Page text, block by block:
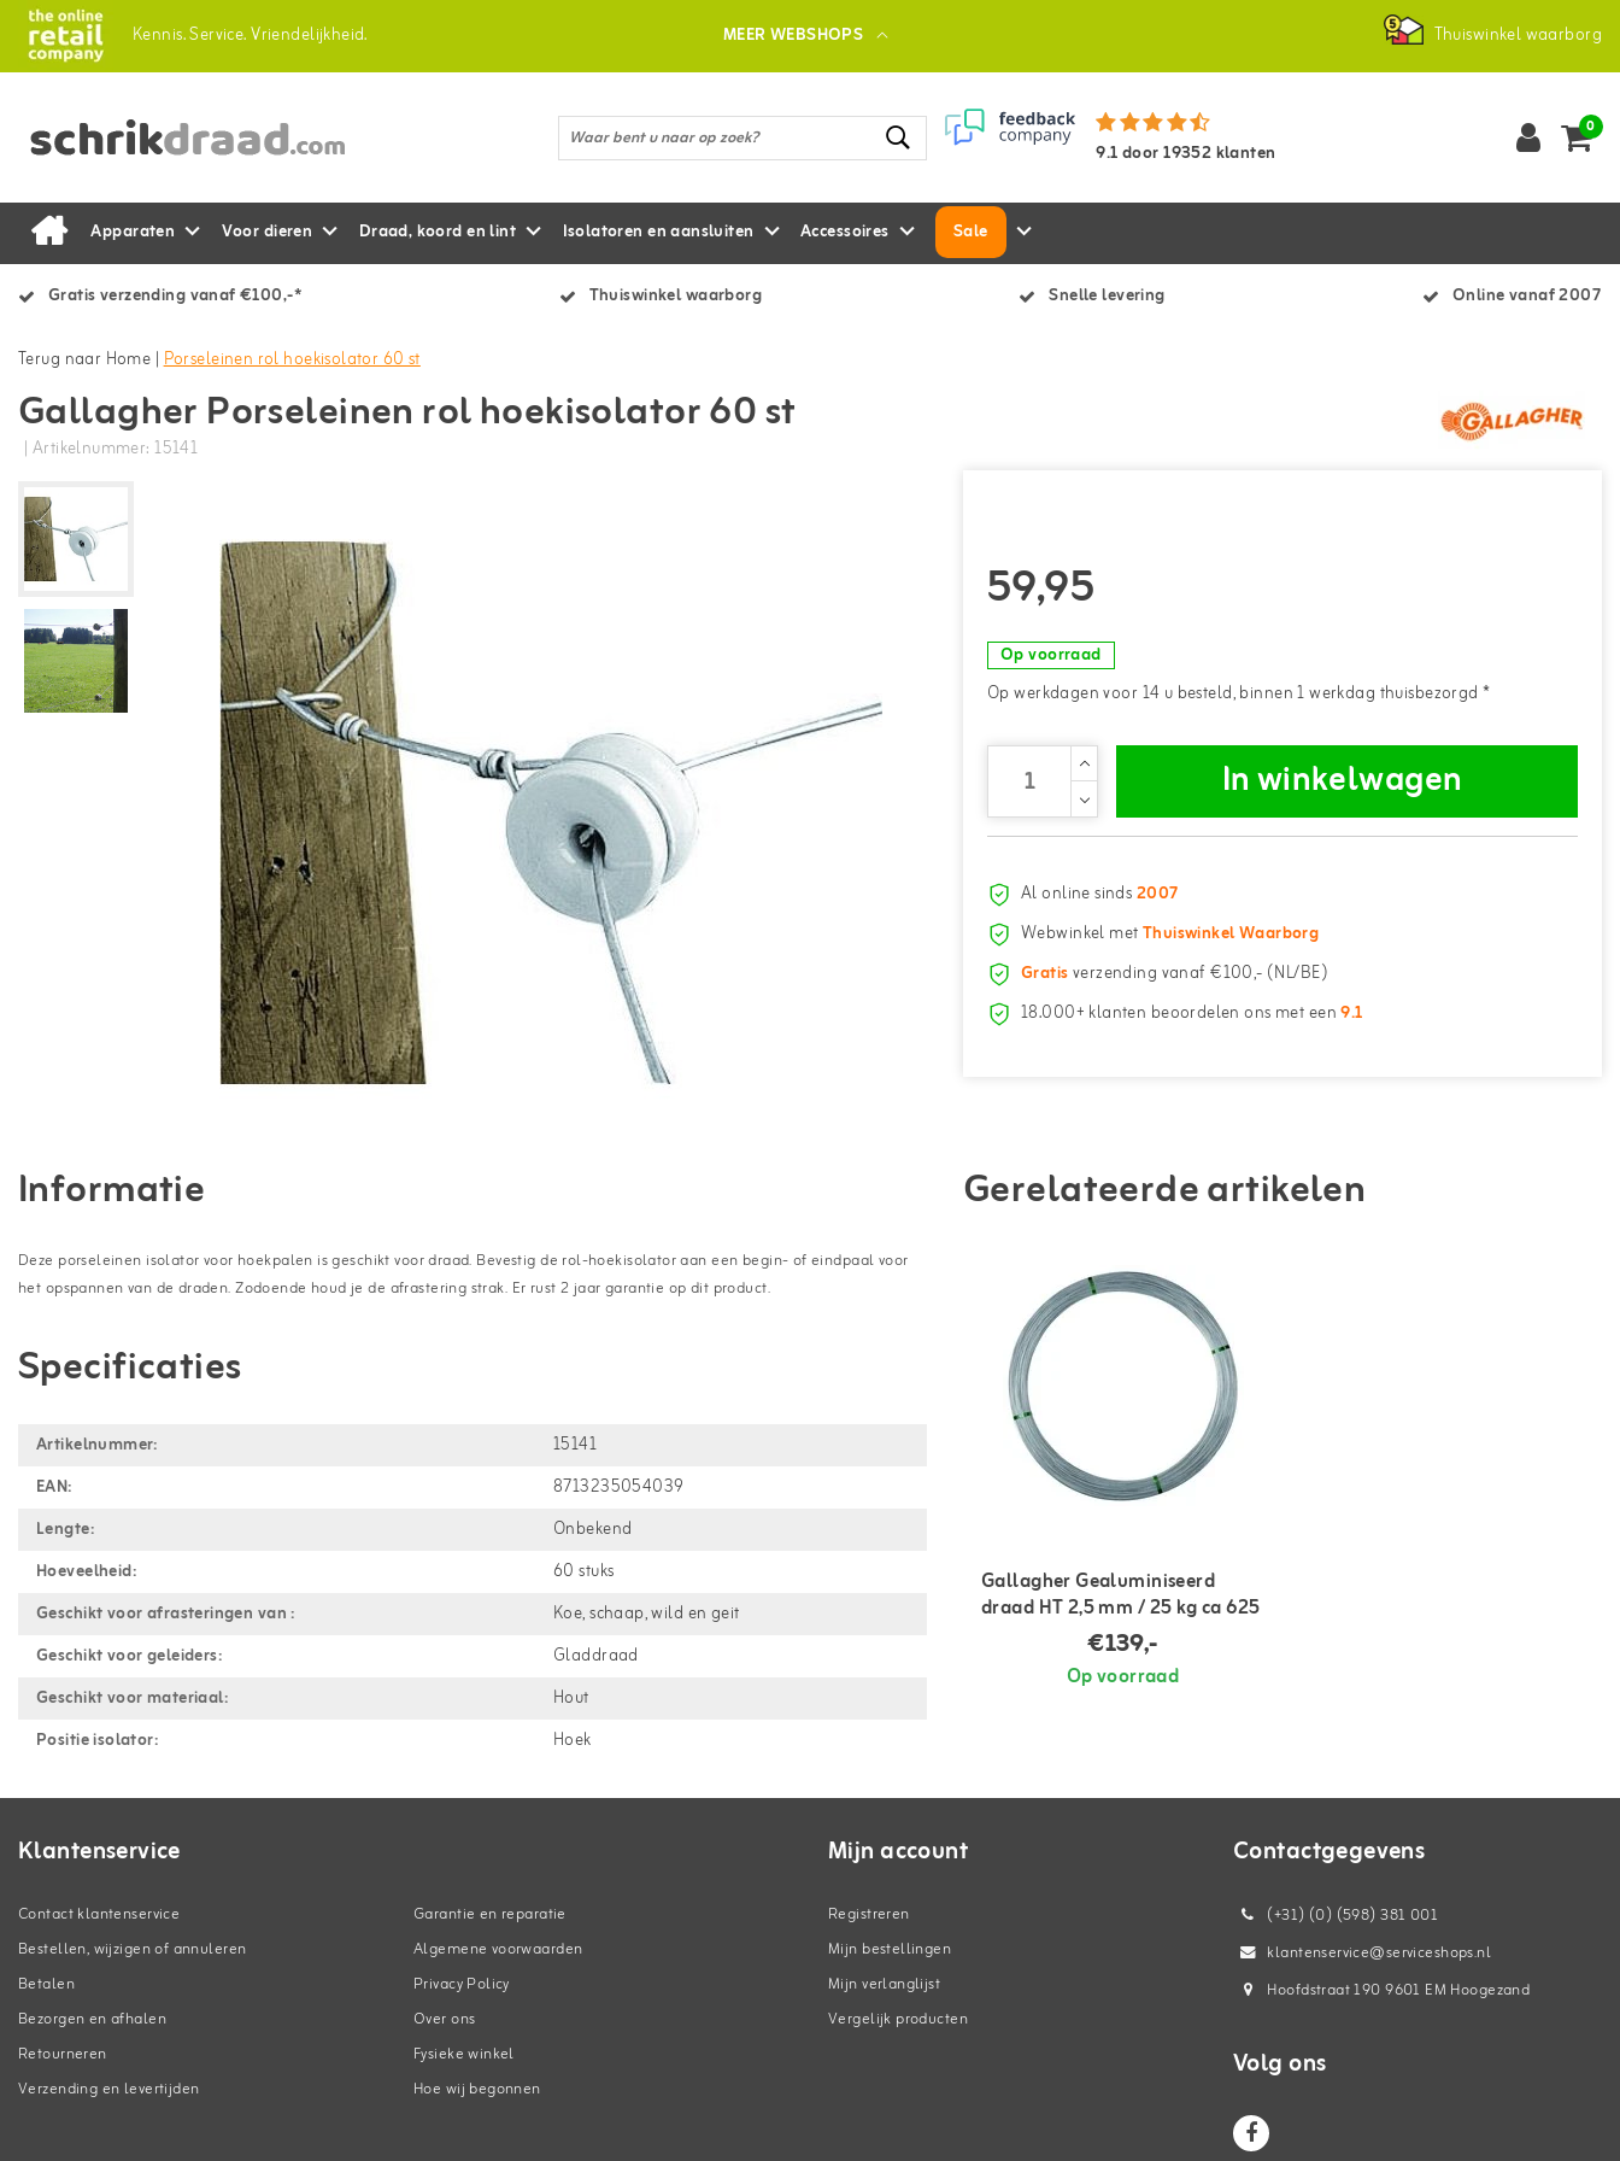
Kennis.Service.Vriendelijkheid. MEER WEBSHOPS Thuiswinkel waarborg
9.1door19352klanten
0
Apparaten Voor dieren Draad, koord en lint Isolatoren en aansluiten Accessoires Sale
Gratis verzending vanaf €100,-* Thuiswinkel waarborg Snelle levering Online vanaf 2007
Terug naar Home |Porseleinen rol hoekisolator 60 st
Gallagher Porseleinen rol hoekisolator 60 st
| Artikelnummer: 15141
59,95
Op voorraad
Op werkdagen voor 14 u besteld, binnen 1 werkdag thuisbezorgd *
In winkelwagen
Al online sinds2007
Webwinkel metThuiswinkel Waarborg
Gratisverzending vanaf €100,- (NL/BE)
18.000+ klanten beoordelen ons met een9.1
Informatie
Deze porseleinen isolator voor hoekpalen is geschikt voor draad. Bevestig de rol-hoekisolator aan een begin- of eindpaal voor
het opspannen van de draden. Zodoende houd je de afrastering strak. Er rust 2 jaar garantie op dit product.
Specificaties
Artikelnummer:
15141
EAN:
8713235054039
Lengte:
Onbekend
Hoeveelheid:
60 stuks
Geschikt voor afrasteringen van :
Koe, schaap, wild en geit
Geschikt voor geleiders:
Gladdraad
Geschikt voor materiaal:
Hout
Positie isolator:
Hoek
Gerelateerde artikelen
Gallagher Gealuminiseerd
draad HT 2,5 mm / 25 kg ca 625
€139,-
Op voorraad
Klantenservice
Contact klantenservice
Bestellen, wijzigen of annuleren
Betalen
Bezorgen en afhalen
Retourneren
Verzending en levertijden
Garantie en reparatie
Algemene voorwaarden
Privacy Policy
Over ons
Fysieke winkel
Hoe wij begonnen
Mijn account
Registreren
Mijn bestellingen
Mijn verlanglijst
Vergelijk producten
Contactgegevens
(+31) (0) (598) 381 001
klantenservice@serviceshops.nl
Hoofdstraat 190 9601 EM Hoogezand
Volg ons